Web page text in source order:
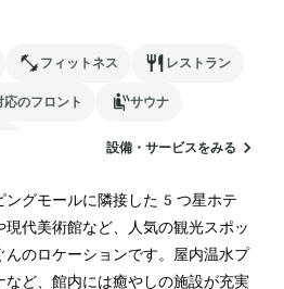
フィットネス レストラン
のフロント サウナ
設備・サービスをみる
ングモールに隣接した5つ星ホテ
代美術館など、人気の観光スポッ
んのロケーションです。屋内温水プ
など、館内には癒やしの施設が充実